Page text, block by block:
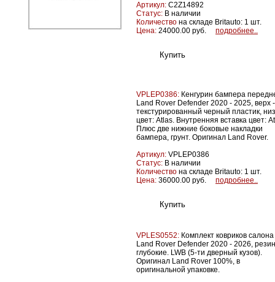
Артикул: C2Z14892
Статус: В наличии
Количество на складе Britauto: 1 шт.
Цена: 24000.00 руб. подробнее..
VPLEP0386: Кенгурин бампера
Land Rover Defender 2020 - 2025, верх -
текстурированный черный пластик,
цвет: Atlas. Внутренняя вставка цвет:
Плюс две нижние боковые накладки
бампера, грунт. Оригинал Land Rover.
Артикул: VPLEP0386
Статус: В наличии
Количество на складе Britauto: 1 шт.
Цена: 36000.00 руб. подробнее..
VPLES0552: Комплект ковриков салона
Land Rover Defender 2020 - 2026,
глубокие. LWB (5-ти дверный кузов).
Оригинал Land Rover 100%, в
оригинальной упаковке.